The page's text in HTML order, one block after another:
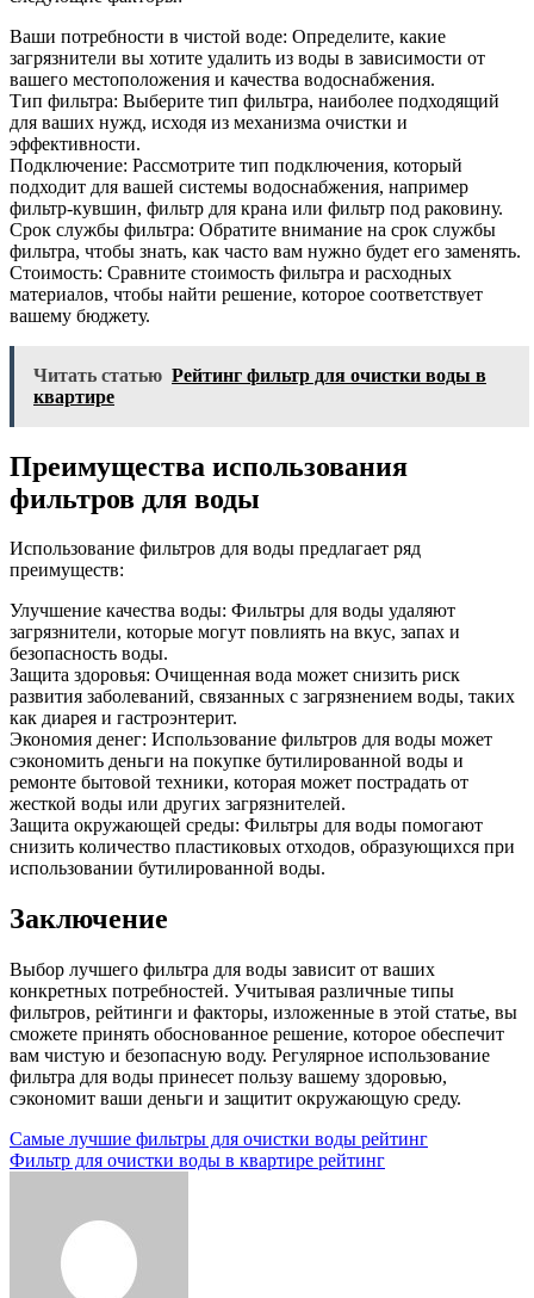
Ваши потребности в чистой воде: Определите, какие
загрязнители вы хотите удалить из воды в зависимости от
вашего местоположения и качества водоснабжения.
Тип фильтра: Выберите тип фильтра, наиболее подходящий
для ваших нужд, исходя из механизма очистки и
эффективности.
Подключение: Рассмотрите тип подключения, который
подходит для вашей системы водоснабжения, например
фильтр-кувшин, фильтр для крана или фильтр под раковину.
Срок службы фильтра: Обратите внимание на срок службы
фильтра, чтобы знать, как часто вам нужно будет его заменять.
Стоимость: Сравните стоимость фильтра и расходных
материалов, чтобы найти решение, которое соответствует
вашему бюджету.
Читать статью Рейтинг фильтр для очистки воды в
квартире
Преимущества использования
фильтров для воды
Использование фильтров для воды предлагает ряд
преимуществ:
Улучшение качества воды: Фильтры для воды удаляют
загрязнители, которые могут повлиять на вкус, запах и
безопасность воды.
Защита здоровья: Очищенная вода может снизить риск
развития заболеваний, связанных с загрязнением воды, таких
как диарея и гастроэнтерит.
Экономия денег: Использование фильтров для воды может
сэкономить деньги на покупке бутилированной воды и
ремонте бытовой техники, которая может пострадать от
жесткой воды или других загрязнителей.
Защита окружающей среды: Фильтры для воды помогают
снизить количество пластиковых отходов, образующихся при
использовании бутилированной воды.
Заключение
Выбор лучшего фильтра для воды зависит от ваших
конкретных потребностей. Учитывая различные типы
фильтров, рейтинги и факторы, изложенные в этой статье, вы
сможете принять обоснованное решение, которое обеспечит
вам чистую и безопасную воду. Регулярное использование
фильтра для воды принесет пользу вашему здоровью,
сэкономит ваши деньги и защитит окружающую среду.
Навигация
по
Самые лучшие фильтры для очистки воды рейтинг
Фильтр для очистки воды в квартире рейтинг